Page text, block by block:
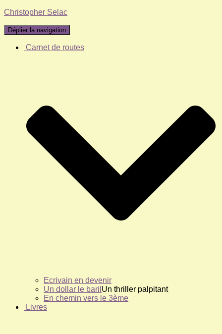
Christopher Selac
Déplier la navigation
Carnet de routes
Ecrivain en devenir
Un dollar le baril Un thriller palpitant
En chemin vers le 3ème
Livres